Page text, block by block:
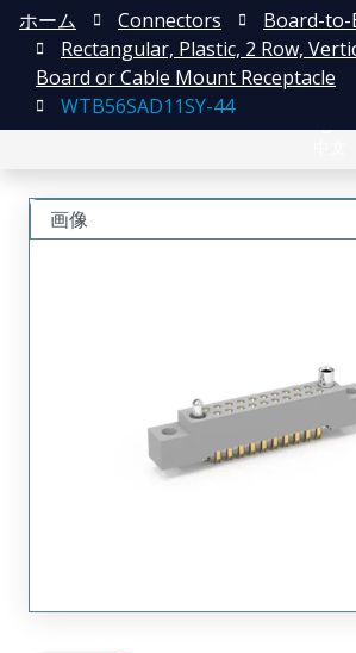
ホーム Connectors
Board-to-
Rectangular, Plastic, 2 Row,
Board or Cable Mount Receptacle
WTB56SAD11SY-44
画像